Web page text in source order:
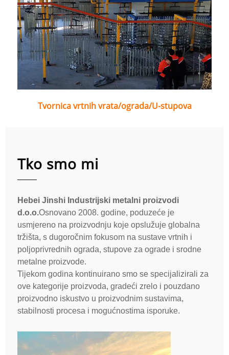
Tvornica vrtnih vrata/ograda/U-stupova
Tko smo mi
Hebei Jinshi Industrijski metalni proizvodi
d.o.o.Osnovano 2008. godine, poduzeće je
usmjereno na proizvodnju koje opslužuje globalna
tržišta, s dugoročnim fokusom na sustave vrtnih i
poljoprivrednih ograda, stupove za ograde i srodne
metalne proizvode.
Tijekom godina kontinuirano smo se specijalizirali za
ove kategorije proizvoda, gradeći zrelo i pouzdano
proizvodno iskustvo u proizvodnim sustavima,
stabilnosti procesa i mogućnostima isporuke.